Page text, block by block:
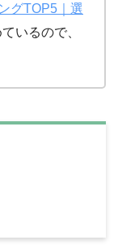
グTOP5｜選
いるので、